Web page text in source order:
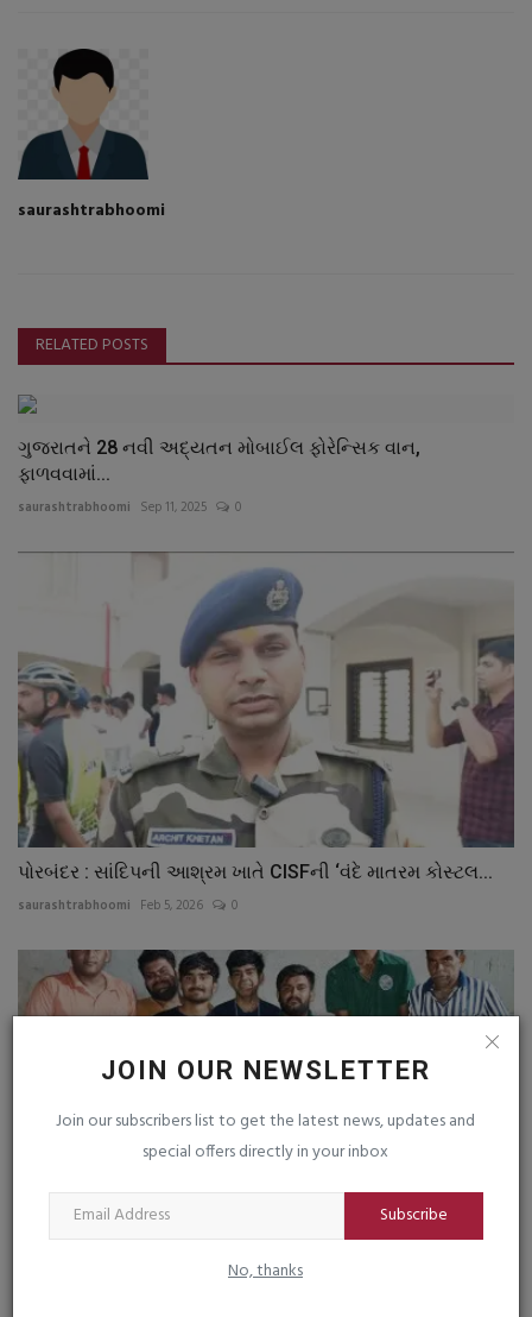
JOIN OUR NEWSLETTER
Join our subscribers list to get the latest news, updates and
special offers directly in your inbox
Subscribe
No, thanks
saurashtrabhoomi
RELATED POSTS
ગુજરાતને 28 નવી અદ્યતન મોબાઈલ ફોરેન્સિક વાન,
ફાળવવામાં...
saurashtrabhoomi Sep 11, 2025 0
પોરબંદર : સાંદિપની આશ્રમ ખાતે CISFની ‘વંદે માતરમ કોસ્ટલ...
saurashtrabhoomi Feb 5, 2026 0
ભાણવડના વાનાવડમાં વનવિભાગ અને એનીમલ લવર્સ ગૃપ દ્વારા